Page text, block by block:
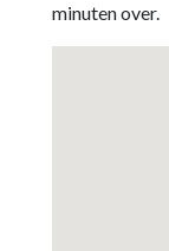
minuten over.